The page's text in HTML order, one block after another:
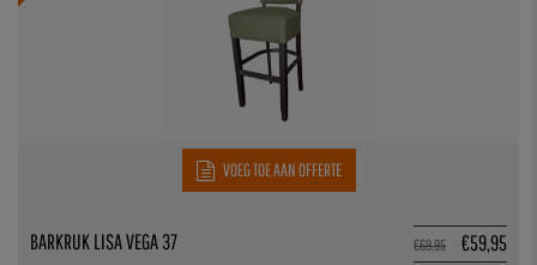
VOEG TOE AAN OFFERTE
€69,95 €59,95
BARKRUK LISA VEGA 37